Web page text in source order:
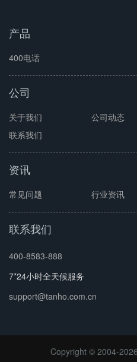
产品
400电话
公司
关于我们 公司动态
联系我们
资讯
常见问题 行业资讯
联系我们
400-8583-888
7*24小时全天候服务
support@tanho.com.cn
Copyright © 2004-